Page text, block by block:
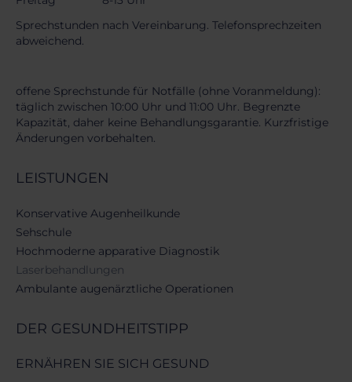
Sprechstunden nach Vereinbarung. Telefonsprechzeiten
abweichend.
offene Sprechstunde für Notfälle (ohne Voranmeldung):
täglich zwischen 10:00 Uhr und 11:00 Uhr. Begrenzte
Kapazität, daher keine Behandlungsgarantie. Kurzfristige
Änderungen vorbehalten.
LEISTUNGEN
Navigation
überspringen
Konservative Augenheilkunde
Sehschule
Hochmoderne apparative Diagnostik
Laserbehandlungen
Ambulante augenärztliche Operationen
DER GESUNDHEITS­TIPP
ERNÄHREN SIE SICH GESUND